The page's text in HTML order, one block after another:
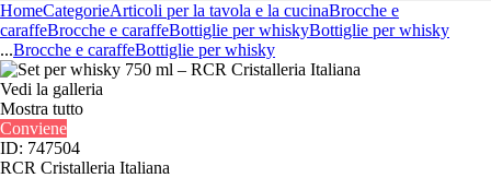
HomeCategorieArticoli per la tavola e la cucinaBrocche e
caraffeBrocche e caraffeBottiglie per whiskyBottiglie per whisky
...Brocche e caraffeBottiglie per whisky
Vedi la galleria
Mostra tutto
Conviene
ID: 747504
RCR Cristalleria Italiana